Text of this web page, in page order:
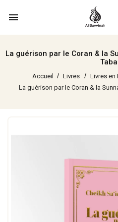
menu
La guérison par le Coran & la
Accueil Livres Livres en
La guérison par le Coran & la